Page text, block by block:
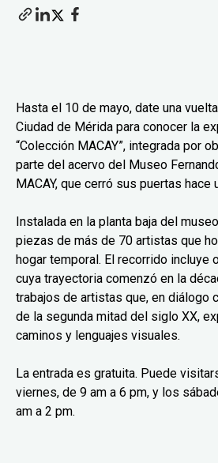
Hasta el 10 de mayo, date una
Ciudad de Mérida para conocer la
“Colección MACAY”, integrada por
parte del acervo del Museo
MACAY, que cerró sus puertas hace
Instalada en la planta baja del
piezas de más de 70 artistas que
hogar temporal. El recorrido incluye
cuya trayectoria comenzó en la
trabajos de artistas que, en diálogo
de la segunda mitad del siglo XX,
caminos y lenguajes visuales.
La entrada es gratuita. Puede
viernes, de 9 am a 6 pm, y los
am a 2 pm.